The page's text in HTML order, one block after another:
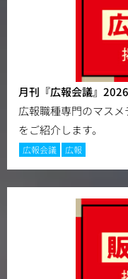
月刊『広報会議』
広報職種専門のマス
をご紹介します。
広報会議 広報